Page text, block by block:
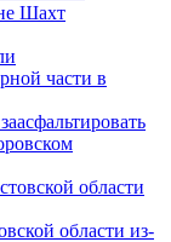
Шахт
области из-